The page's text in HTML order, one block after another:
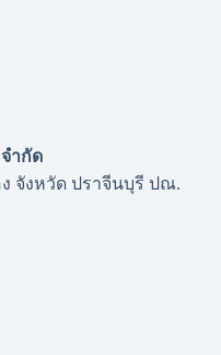
ำกัด
ง จังหวัด ปราจีนบุรี ปณ.